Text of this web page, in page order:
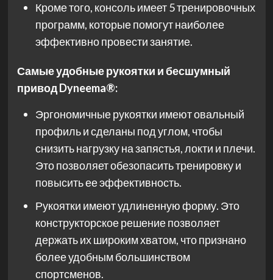
Кроме того, консоль имеет 5 тренировочных
программ, которые помогут наиболее
эффективно провести занятие.
Самые удобные рукоятки и бесшумный
привод Dyneema®:
Эргономичные рукоятки имеют овальный
профиль и сделаны под углом, чтобы
снизить нагрузку на запястья, локти и плечи.
Это позволяет обезопасить тренировку и
повысить ее эффективность.
Рукоятки имеют удлиненную форму. Это
конструкторское решение позволяет
держать их широким хватом, что признано
более удобным большинством
спортсменов.